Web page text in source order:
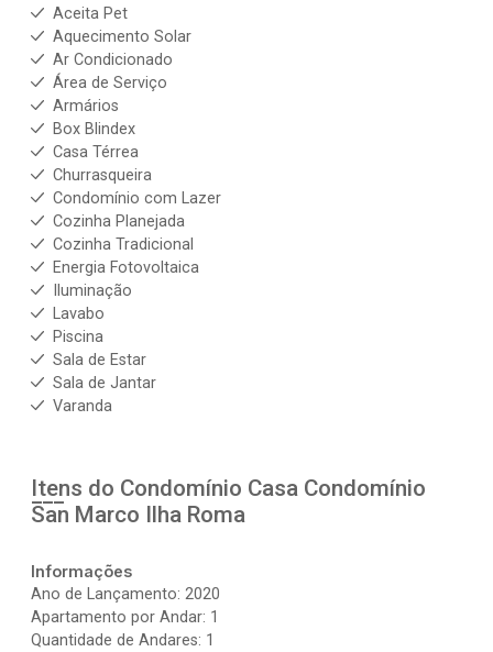
Aceita Pet
Aquecimento Solar
Ar Condicionado
Área de Serviço
Armários
Box Blindex
Casa Térrea
Churrasqueira
Condomínio com Lazer
Cozinha Planejada
Cozinha Tradicional
Energia Fotovoltaica
Iluminação
Lavabo
Piscina
Sala de Estar
Sala de Jantar
Varanda
Itens do Condomínio Casa Condomínio
San Marco Ilha Roma
Informações
Ano de Lançamento: 2020
Apartamento por Andar: 1
Quantidade de Andares: 1